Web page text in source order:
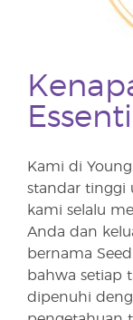
Kami di
standar tinggi
kami selalu
Anda dan
bernama
bahwa setiap
dipenuhi